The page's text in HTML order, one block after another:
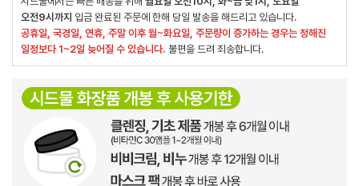
오전9시까지 입금 완료된 주문에 한해 당일 발송을 해드리고 있습니다.
공휴일, 국경일, 연휴, 주말 이후 월~화요일, 주문량이 증가하는 경우는 정해진
일정보다 1~2일 늦어질 수 있습니다. 불편을 드려 죄송합니다.